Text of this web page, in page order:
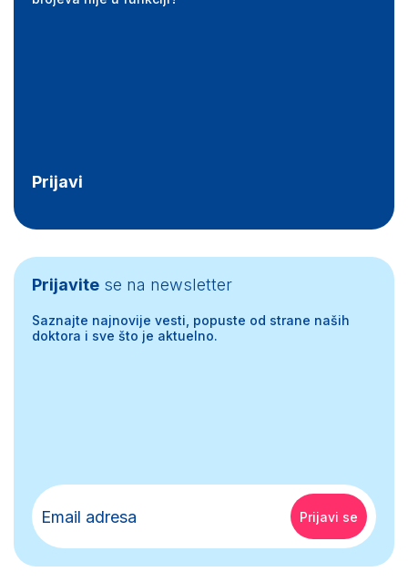
Prijavi
Prijavite se na newsletter
Saznajte najnovije vesti, popuste od strane naših
doktora i sve što je aktuelno.